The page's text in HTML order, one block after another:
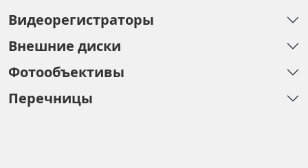
Видеорегистраторы
Внешние диски
Фотообъективы
Перечницы